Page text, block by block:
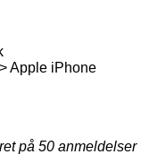
Apple iPhone
på 50 anmeldelser